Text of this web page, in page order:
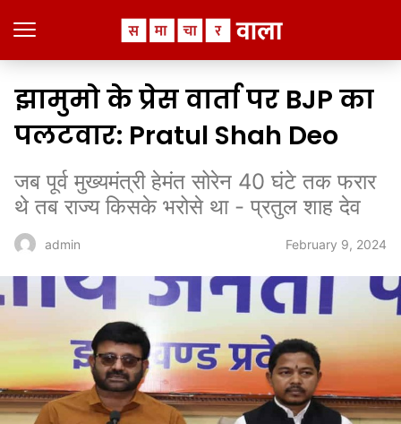
झामुमो के प्रेस वार्ता पर BJP का
पलटवार: Pratul Shah Deo
जब पूर्व मुख्यमंत्री हेमंत सोरेन 40 घंटे तक फरार
थे तब राज्य किसके भरोसे था - प्रतुल शाह देव
admin February 9, 2024